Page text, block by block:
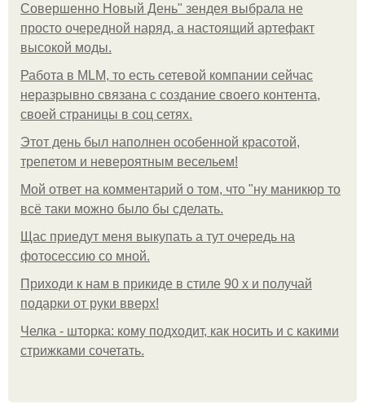
Совершенно Новый День" зендея выбрала не
просто очередной наряд, а настоящий артефакт
высокой моды.
Работа в MLM, то есть сетевой компании сейчас
неразрывно связана с создание своего контента,
своей страницы в соц сетях.
Этот день был наполнен особенной красотой,
трепетом и невероятным весельем!
Мой ответ на комментарий о том, что "ну маникюр то
всё таки можно было бы сделать.
Щас приедут меня выкупать а тут очередь на
фотосессию со мной.
Приходи к нам в прикиде в стиле 90 х и получай
подарки от руки вверх!
Челка - шторка: кому подходит, как носить и с какими
стрижками сочетать.